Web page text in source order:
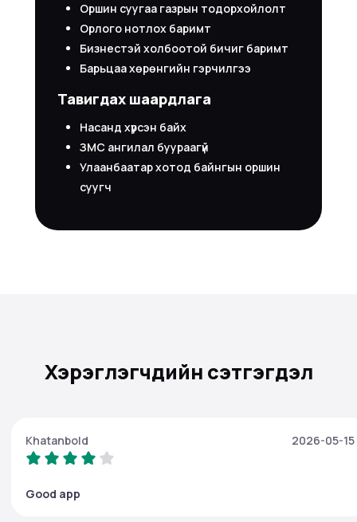
Оршин суугаа газрын тодорхойлолт
Орлого нотлох баримт
Бизнестэй холбоотой бичиг баримт
Барьцаа хөрөнгийн гэрчилгээ
Тавигдах шаардлага
Насанд хүрсэн байх
ЗМС ангилал буураагүй
Улаанбаатар хотод байнгын оршин
суугч
Хэрэглэгчдийн сэтгэгдэл
Khatanbold 2026-05-15
Good app